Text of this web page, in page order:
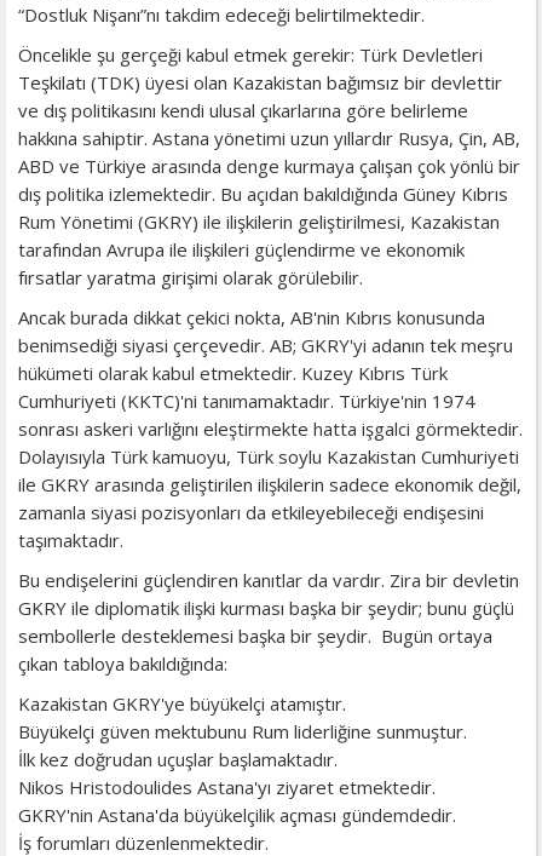
“Dostluk Nişanı”nı takdim edeceği belirtilmektedir.
Öncelikle şu gerçeği kabul etmek gerekir: Türk Devletleri
Teşkilatı (TDK) üyesi olan Kazakistan bağımsız bir devlettir
ve dış politikasını kendi ulusal çıkarlarına göre belirleme
hakkına sahiptir. Astana yönetimi uzun yıllardır Rusya, Çin, AB,
ABD ve Türkiye arasında denge kurmaya çalışan çok yönlü bir
dış politika izlemektedir. Bu açıdan bakıldığında Güney Kıbrıs
Rum Yönetimi (GKRY) ile ilişkilerin geliştirilmesi, Kazakistan
tarafından Avrupa ile ilişkileri güçlendirme ve ekonomik
fırsatlar yaratma girişimi olarak görülebilir.
Ancak burada dikkat çekici nokta, AB'nin Kıbrıs konusunda
benimsediği siyasi çerçevedir. AB; GKRY'yi adanın tek meşru
hükümeti olarak kabul etmektedir. Kuzey Kıbrıs Türk
Cumhuriyeti (KKTC)'ni tanımamaktadır. Türkiye'nin 1974
sonrası askeri varlığını eleştirmekte hatta işgalci görmektedir.
Dolayısıyla Türk kamuoyu, Türk soylu Kazakistan Cumhuriyeti
ile GKRY arasında geliştirilen ilişkilerin sadece ekonomik değil,
zamanla siyasi pozisyonları da etkileyebileceği endişesini
taşımaktadır.
Bu endişelerini güçlendiren kanıtlar da vardır. Zira bir devletin
GKRY ile diplomatik ilişki kurması başka bir şeydir; bunu güçlü
sembollerle desteklemesi başka bir şeydir. Bugün ortaya
çıkan tabloya bakıldığında:
Kazakistan GKRY'ye büyükelçi atamıştır.
Büyükelçi güven mektubunu Rum liderliğine sunmuştur.
İlk kez doğrudan uçuşlar başlamaktadır.
Nikos Hristodoulides Astana'yı ziyaret etmektedir.
GKRY'nin Astana'da büyükelçilik açması gündemdedir.
İş forumları düzenlenmektedir.